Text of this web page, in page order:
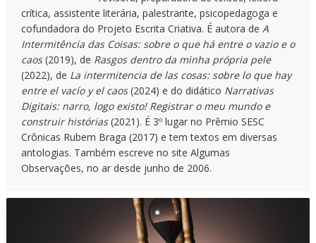
crítica, assistente literária, palestrante, psicopedagoga e
cofundadora do Projeto Escrita Criativa. É autora de A
Intermitência das Coisas: sobre o que há entre o vazio e o
caos(2019), de Rasgos dentro da minha própria pele
(2022), de La intermitencia de las cosas: sobre lo que hay
entre el vacío y el caos(2024) e do didático Narrativas
Digitais: narro, logo existo! Registrar o meu mundo e
construir histórias(2021). É 3º lugar no Prêmio SESC
Crônicas Rubem Braga (2017) e tem textos em diversas
antologias. Também escreve no site Algumas
Observações, no ar desde junho de 2006.